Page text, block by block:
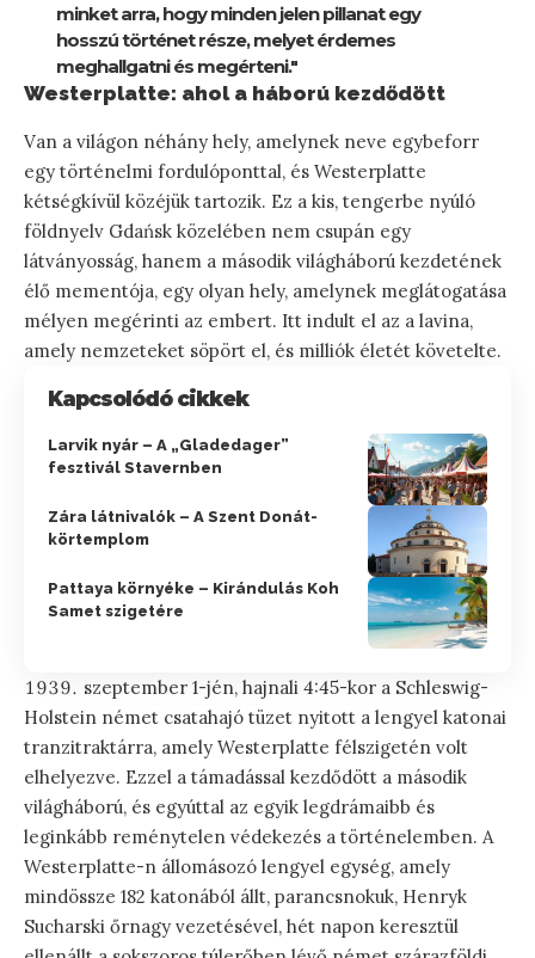
minket arra, hogy minden jelen pillanat egy
hosszú történet része, melyet érdemes
meghallgatni és megérteni."
Westerplatte: ahol a háború kezdődött
Van a világon néhány hely, amelynek neve egybeforr
egy történelmi fordulóponttal, és Westerplatte
kétségkívül közéjük tartozik. Ez a kis, tengerbe nyúló
földnyelv Gdańsk közelében nem csupán egy
látványosság, hanem a második világháború kezdetének
élő mementója, egy olyan hely, amelynek meglátogatása
mélyen megérinti az embert. Itt indult el az a lavina,
amely nemzeteket söpört el, és milliók életét követelte.
Kapcsolódó cikkek
Larvik nyár – A „Gladedager”
fesztivál Stavernben
Zára látnivalók – A Szent Donát-
körtemplom
Pattaya környéke – Kirándulás Koh
Samet szigetére
szeptember 1-jén, hajnali 4:45-kor a Schleswig-
Holstein német csatahajó tüzet nyitott a lengyel katonai
tranzitraktárra, amely Westerplatte félszigetén volt
elhelyezve. Ezzel a támadással kezdődött a második
világháború, és egyúttal az egyik legdrámaibb és
leginkább reménytelen védekezés a történelemben. A
Westerplatte-n állomásozó lengyel egység, amely
mindössze 182 katonából állt, parancsnokuk, Henryk
Sucharski őrnagy vezetésével, hét napon keresztül